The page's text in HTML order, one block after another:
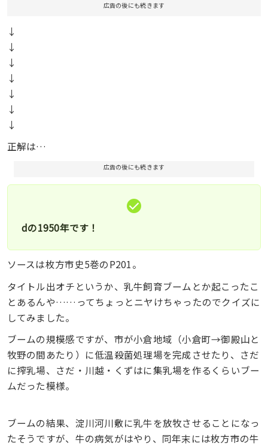
広告の後にも続きます
↓
↓
↓
↓
↓
↓
↓
正解は…
広告の後にも続きます
dの1950年です！
ソースは枚方市史5巻のP201。
タイトル出オチというか、乳牛飼育ブームとか起こったこ
とあるんや……ってちょっとニヤけちゃったのでクイズに
してみました。
ブームの規模感ですが、市が小倉地域（小倉町→御殿山と
牧野の間あたり）に低温殺菌処理場を完成させたり、さだ
に搾乳場、さだ・川越・くずはに集乳場を作るくらいブー
ムだった模様。
ブームの結果、淀川河川敷に乳牛を放牧させることになっ
たそうですが、牛の病気がはやり、同年末には枚方市の牛